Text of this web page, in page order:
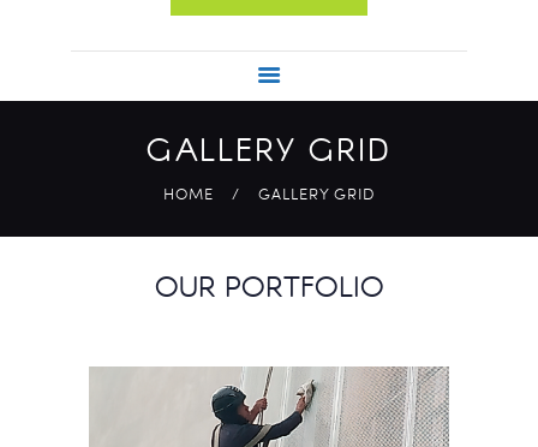
GALLERY GRID
HOME GALLERY GRID
OUR PORTFOLIO